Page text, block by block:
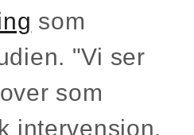
som
"Vi ser
som
intervensjon.